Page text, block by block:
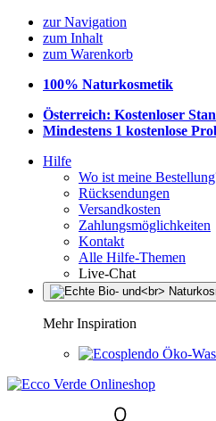
zur Navigation
zum Inhalt
zum Warenkorb
100% Naturkosmetik
Österreich: Kostenloser
Mindestens 1 kostenlose
Hilfe
Wo ist meine
Rücksendungen
Versandkosten
Zahlungsmöglichkeiten
Kontakt
Alle Hilfe-Themen
Live-Chat
Mehr Inspiration
Öko-